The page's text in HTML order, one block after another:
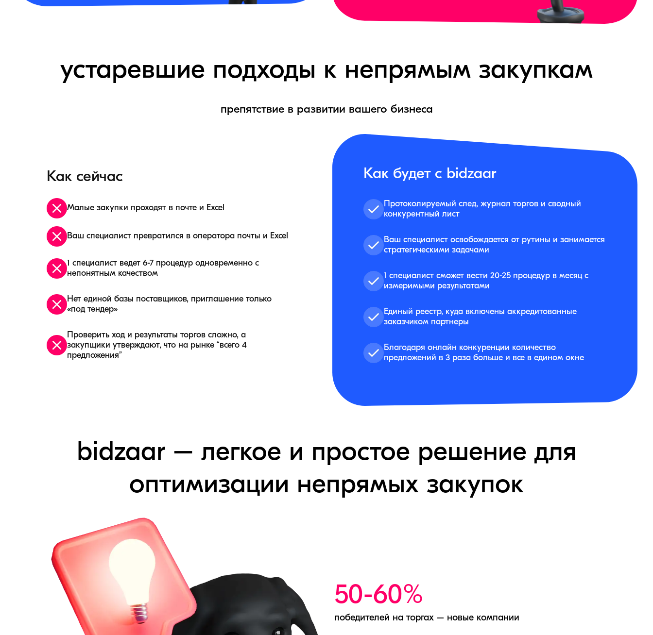
устаревшие подходы к непрямым закупкам
препятствие в развитии вашего бизнеса
Как сейчас
Малые закупки проходят в почте и Excel
Ваш специалист превратился в оператора почты и Excel
1 специалист ведет 6-7 процедур одновременно с
непонятным качеством
Нет единой базы поставщиков, приглашение только
«под тендер»
Проверить ход и результаты торгов сложно, а
закупщики утверждают, что на рынке “всего 4
предложения”
Как будет с bidzaar
Протоколируемый след, журнал торгов и сводный
конкурентный лист
Ваш специалист освобождается от рутины и занимается
стратегическими задачами
1 специалист сможет вести 20-25 процедур в месяц с
измеримыми результатами
Единый реестр, куда включены аккредитованные
заказчиком партнеры
Благодаря онлайн конкуренции количество
предложений в 3 раза больше и все в едином окне
bidzaar – легкое и простое решение для
оптимизации непрямых закупок
50-60%
победителей на торгах – новые компании